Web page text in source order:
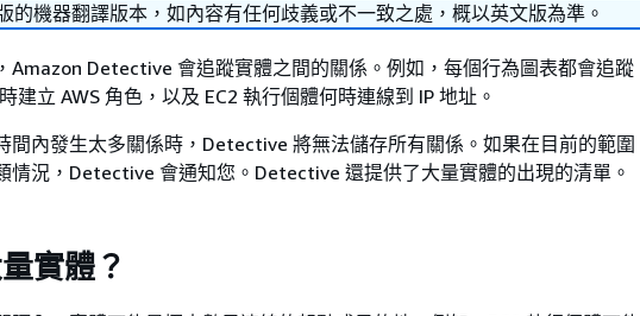
的機器翻譯版本，如內容有任何歧義或不一致之處，概以英文版為準。
Amazon Detective 會追蹤實體之間的關係。例如，每個行為圖表都會追蹤
建立 AWS 角色，以及 EC2 執行個體何時連線到 IP 地址。
間內發生太多關係時，Detective 將無法儲存所有關係。如果在目前的範圍
情況，Detective 會通知您。Detective 還提供了大量實體的出現的清單。
實體？